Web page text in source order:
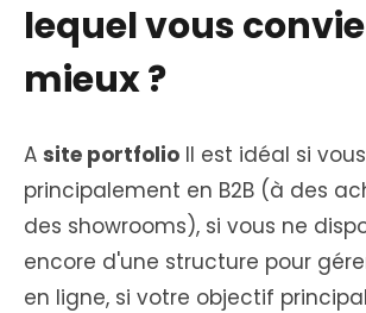
lequel vous
mieux ?
A site portfolio Il est idéal si
principalement en B2B (à des
des showrooms), si vous ne
encore d'une structure pour
en ligne, si votre objectif